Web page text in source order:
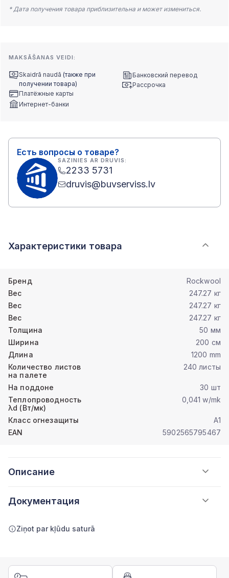
* Дата получения товара приблизительна и может измениться.
MAKSĀŠANAS VEIDI:
Skaidrā naudā (также при
получении товара)
Платёжные карты
Интернет-банки
Банковский перевод
Рассрочка
Есть вопросы о товаре?
SAZINIES AR DRUVIS:
2233 5731
druvis@buvserviss.lv
Характеристики товара
Бренд
Rockwool
Вес
247.27 кг
Вес
247.27 кг
Вес
247.27 кг
Толщина
50 мм
Ширина
200 см
Длина
1200 mm
Количество листов
на палете
240 листы
На поддоне
30 шт
Теплопроводность
λd (Вт/мк)
0,041 w/mk
Класс огнезащиты
A1
EAN
5902565795467
Описание
Документация
Ziņot par kļūdu saturā